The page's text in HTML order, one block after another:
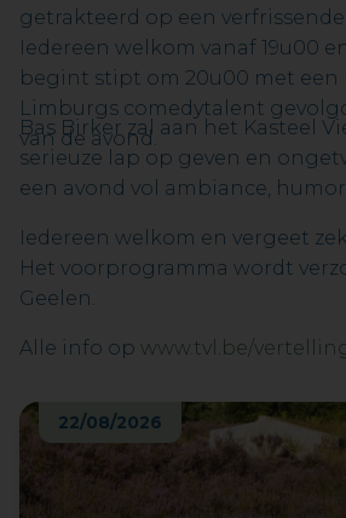
getrakteerd op een
Iedereen welkom vanaf 19u00
begint stipt om 20u00 met
Limburgs comedytalent
van de avond.
Bas Birker zal aan het Kasteel
serieuze lap op geven en
een avond vol ambiance,
Iedereen welkom en vergeet
Het voorprogramma wordt
Geelen.
Alle info op www.tvl.be/
22/08/2026